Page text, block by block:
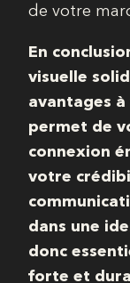
de votre
En
visuelle
avantages
permet de
connexion
votre
dans une
donc
forte et